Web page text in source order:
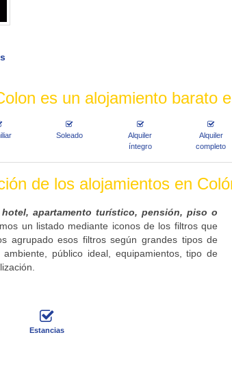
es un alojamiento barato
Soleado
Alquiler
íntegro
Alquiler
completo
de los alojamientos en
hotel, apartamento turístico, pensión, piso o
un listado mediante iconos de los filtros que
agrupado esos filtros según grandes tipos de
público ideal, equipamientos, tipo de
Estancias